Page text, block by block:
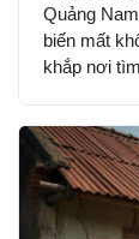
Quảng
biến mất
khắp nơi